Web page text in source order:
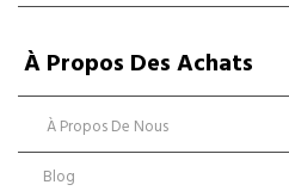
À Propos Des Achats
À Propos De Nous
Blog